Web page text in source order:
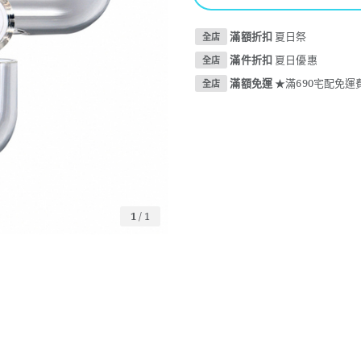
1/ 1
全店 滿額折扣 夏日祭
全店 滿件折扣 夏日優惠
全店 滿額免運 ★滿690宅配免運